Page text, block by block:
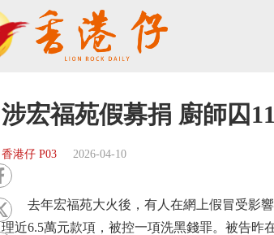
涉宏福苑假募捐 廚師囚
香港仔 P03 2026-04-10
去年宏福苑大火後，有人在網上假冒受影響
理近6.5萬元款項，被控一項洗黑錢罪。被告昨